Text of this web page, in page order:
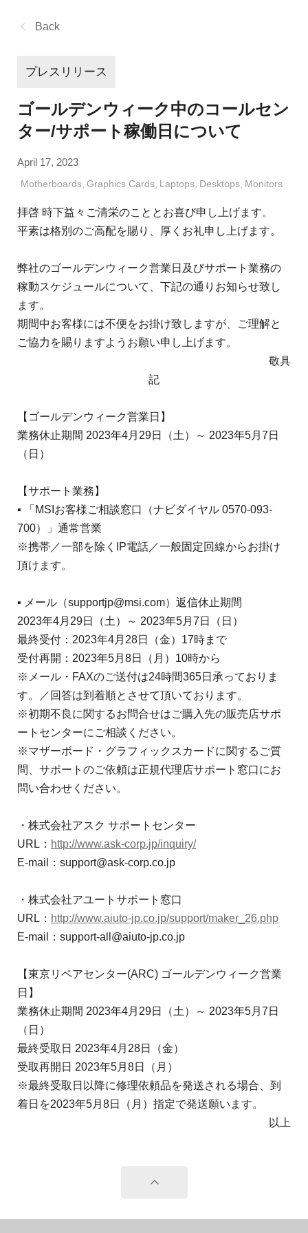
Back
プレスリリース
ゴールデンウィーク中のコールセン
ター/サポート稼働日について
April 17, 2023
Motherboards Graphics Cards Laptops Desktops Monitors
拝啓 時下益々ご清栄のこととお喜び申し上げます。
平素は格別のご高配を賜り、厚くお礼申し上げます。
弊社のゴールデンウィーク営業日及びサポート業務の
稼動スケジュールについて、下記の通りお知らせ致し
ます。
期間中お客様には不便をお掛け致しますが、ご理解と
ご協力を賜りますようお願い申し上げます。
敬具
記
【ゴールデンウィーク営業日】
業務休止期間 2023年4月29日（土）～ 2023年5月7日
（日）
【サポート業務】
▪ 「MSIお客様ご相談窓口（ナビダイヤル 0570-093-
700）」通常営業
※携帯／一部を除くIP電話／一般固定回線からお掛け
頂けます。
▪ メール（supportjp@msi.com）返信休止期間
2023年4月29日（土）～ 2023年5月7日（日）
最終受付：2023年4月28日（金）17時まで
受付再開：2023年5月8日（月）10時から
※メール・FAXのご送付は24時間365日承っておりま
す。／回答は到着順とさせて頂いております。
※初期不良に関するお問合せはご購入先の販売店サポ
ートセンターにご相談ください。
※マザーボード・グラフィックスカードに関するご質
問、サポートのご依頼は正規代理店サポート窓口にお
問い合わせください。
・株式会社アスク サポートセンター
URL： http://www.ask-corp.jp/inquiry/
E-mail：support@ask-corp.co.jp
・株式会社アユートサポート窓口
URL： http://www.aiuto-jp.co.jp/support/maker_26.php
E-mail：support-all@aiuto-jp.co.jp
【東京リペアセンター(ARC) ゴールデンウィーク営業
日】
業務休止期間 2023年4月29日（土）～ 2023年5月7日
（日）
最終受取日 2023年4月28日（金）
受取再開日 2023年5月8日（月）
※最終受取日以降に修理依頼品を発送される場合、到
着日を2023年5月8日（月）指定で発送願います。
以上